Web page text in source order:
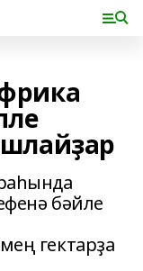
бәйле
гектарҙа